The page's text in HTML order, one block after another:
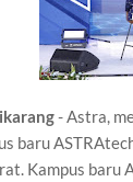
- Astra,
baru
Kampus baru